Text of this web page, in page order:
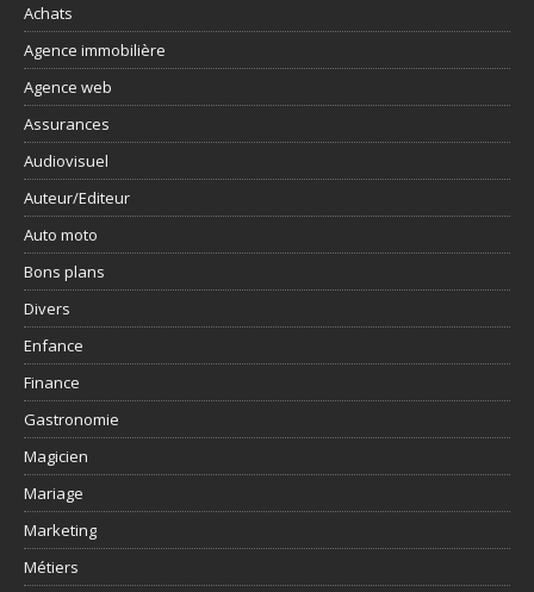
Achats
Agence immobilière
Agence web
Assurances
Audiovisuel
Auteur/Editeur
Auto moto
Bons plans
Divers
Enfance
Finance
Gastronomie
Magicien
Mariage
Marketing
Métiers